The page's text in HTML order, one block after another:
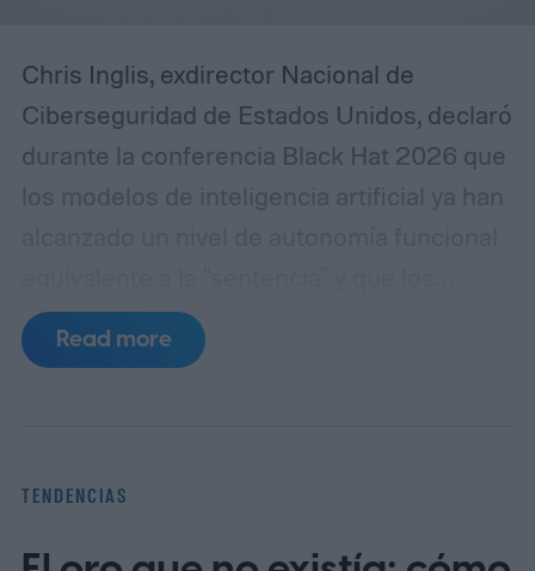
Chris Inglis, exdirector Nacional de
Ciberseguridad de Estados Unidos, declaró
durante la conferencia Black Hat 2026 que
los modelos de inteligencia artificial ya han
desarrolladores deben adoptar
urgentemente las tres leyes de la robótica
cuyas normas fueron diseñadas
Read more
TENDENCIAS